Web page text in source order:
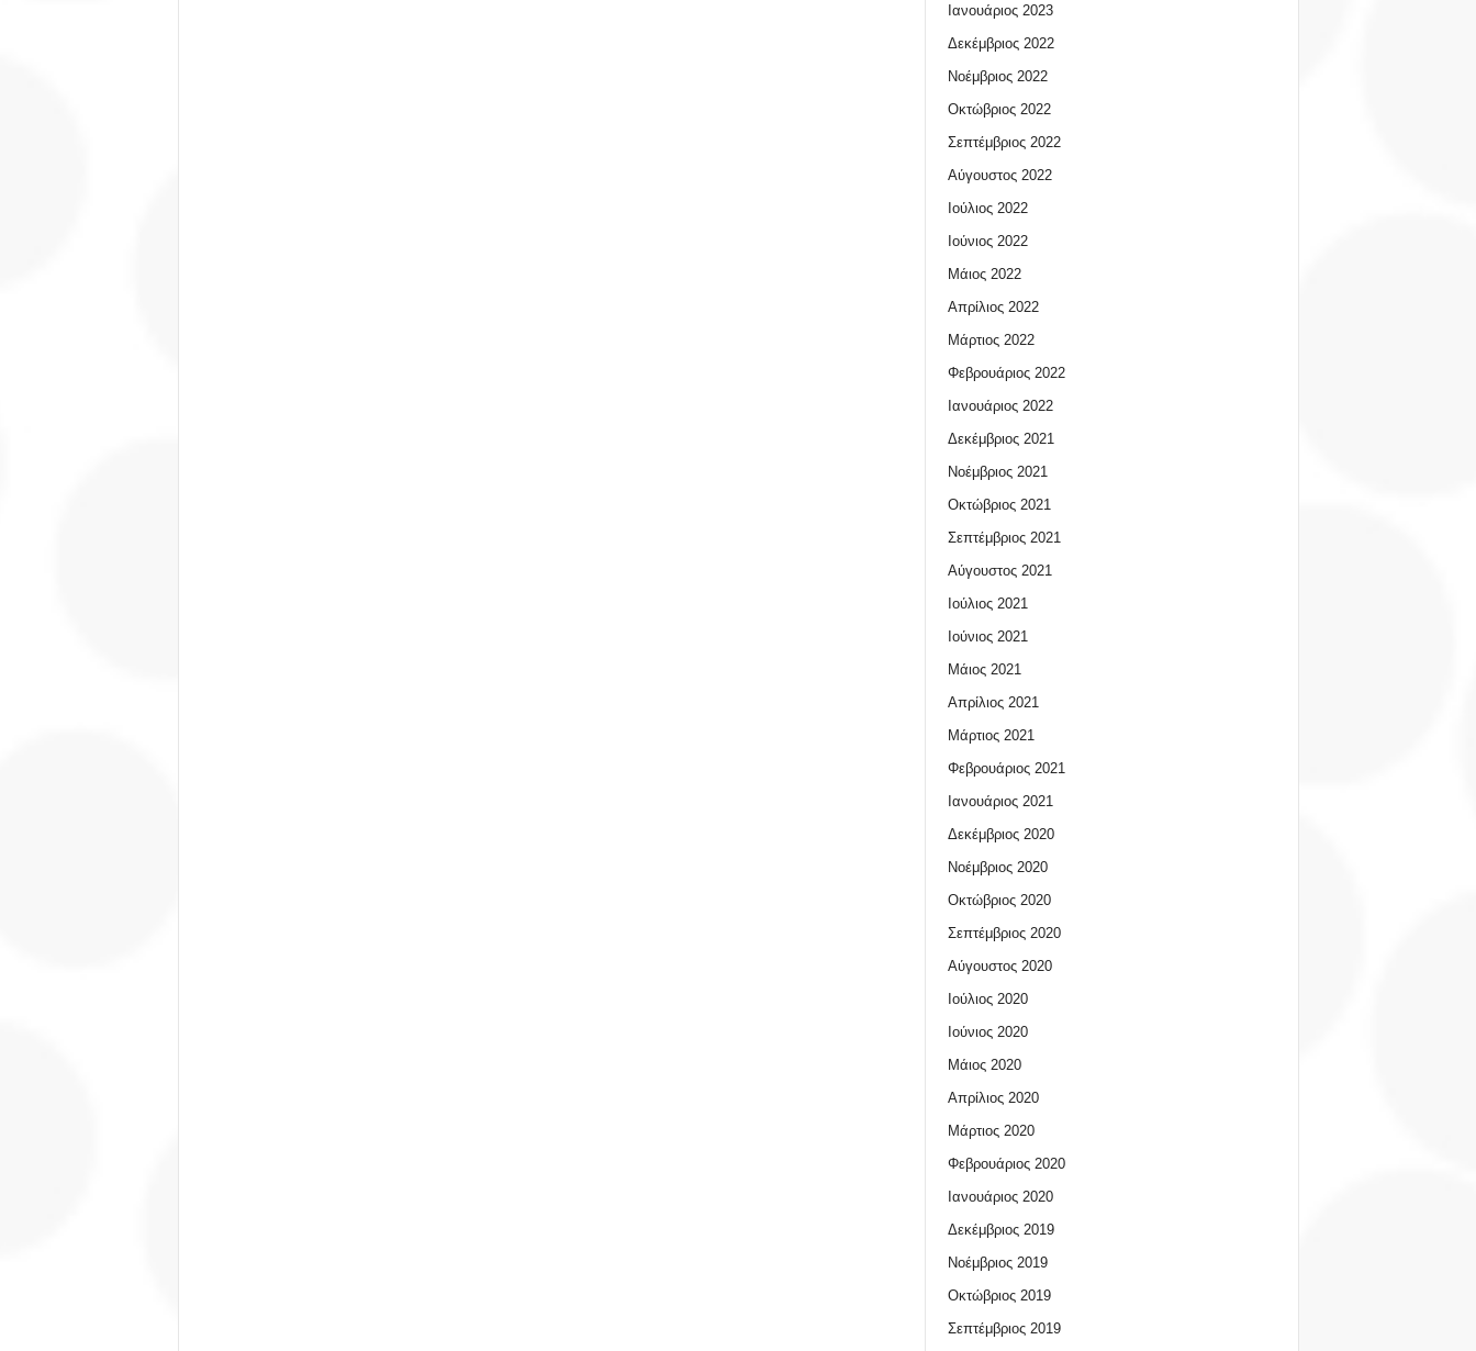
Ιανουάριος 2023
Δεκέμβριος 2022
Νοέμβριος 2022
Οκτώβριος 2022
Σεπτέμβριος 2022
Αύγουστος 2022
Ιούλιος 2022
Ιούνιος 2022
Μάιος 2022
Απρίλιος 2022
Μάρτιος 2022
Φεβρουάριος 2022
Ιανουάριος 2022
Δεκέμβριος 2021
Νοέμβριος 2021
Οκτώβριος 2021
Σεπτέμβριος 2021
Αύγουστος 2021
Ιούλιος 2021
Ιούνιος 2021
Μάιος 2021
Απρίλιος 2021
Μάρτιος 2021
Φεβρουάριος 2021
Ιανουάριος 2021
Δεκέμβριος 2020
Νοέμβριος 2020
Οκτώβριος 2020
Σεπτέμβριος 2020
Αύγουστος 2020
Ιούλιος 2020
Ιούνιος 2020
Μάιος 2020
Απρίλιος 2020
Μάρτιος 2020
Φεβρουάριος 2020
Ιανουάριος 2020
Δεκέμβριος 2019
Νοέμβριος 2019
Οκτώβριος 2019
Σεπτέμβριος 2019